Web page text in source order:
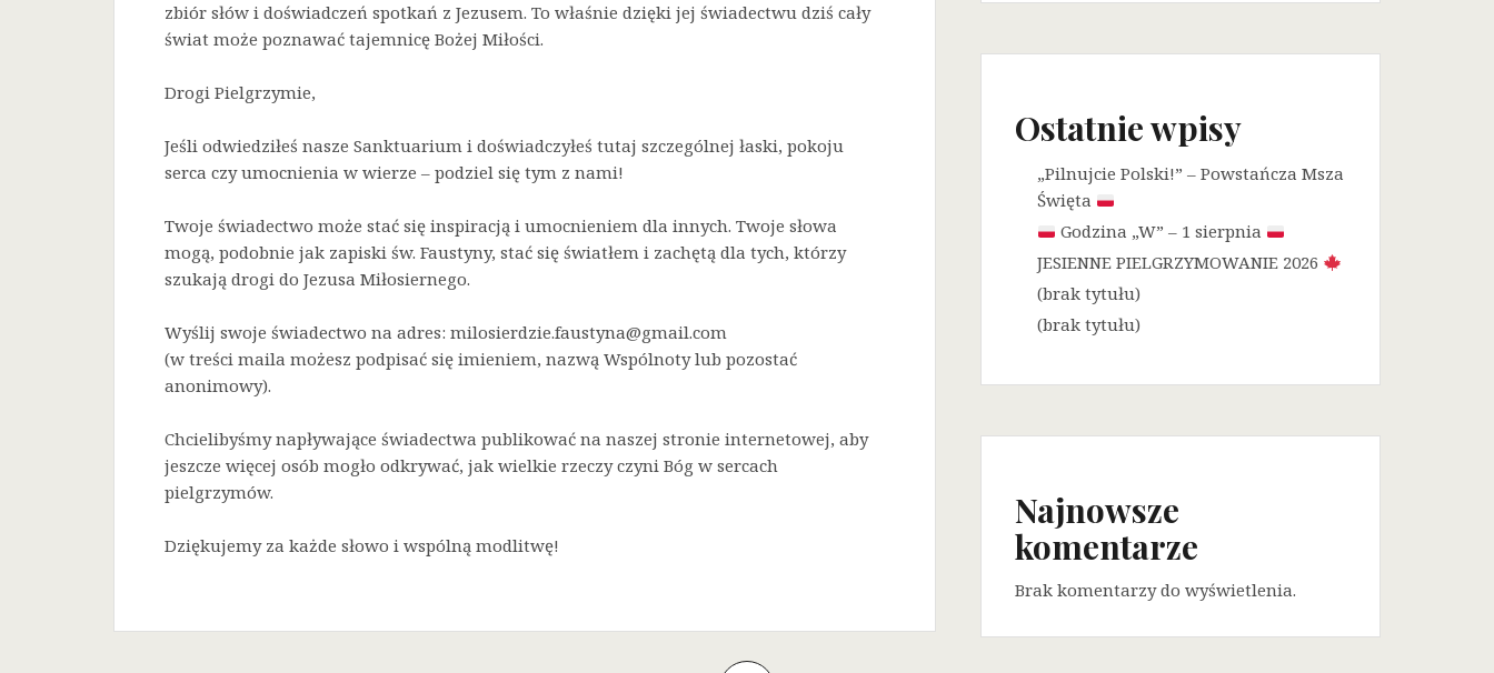
zbiór słów i doświadczeń spotkań z Jezusem. To właśnie dzięki jej świadectwu dziś cały
świat może poznawać tajemnicę Bożej Miłości.
Drogi Pielgrzymie,
Jeśli odwiedziłeś nasze Sanktuarium i doświadczyłeś tutaj szczególnej łaski, pokoju
serca czy umocnienia w wierze – podziel się tym z nami!
Twoje świadectwo może stać się inspiracją i umocnieniem dla innych. Twoje słowa
mogą, podobnie jak zapiski św. Faustyny, stać się światłem i zachętą dla tych, którzy
szukają drogi do Jezusa Miłosiernego.
Wyślij swoje świadectwo na adres: milosierdzie.faustyna@gmail.com
(w treści maila możesz podpisać się imieniem, nazwą Wspólnoty lub pozostać
anonimowy).
Chcielibyśmy napływające świadectwa publikować na naszej stronie internetowej, aby
jeszcze więcej osób mogło odkrywać, jak wielkie rzeczy czyni Bóg w sercach
pielgrzymów.
Dziękujemy za każde słowo i wspólną modlitwę!
Ostatnie wpisy
„Pilnujcie Polski!” – Powstańcza Msza
Święta
Godzina „W” – 1 sierpnia
JESIENNE PIELGRZYMOWANIE 2026
(brak tytułu)
(brak tytułu)
Najnowsze
komentarze
Brak komentarzy do wyświetlenia.